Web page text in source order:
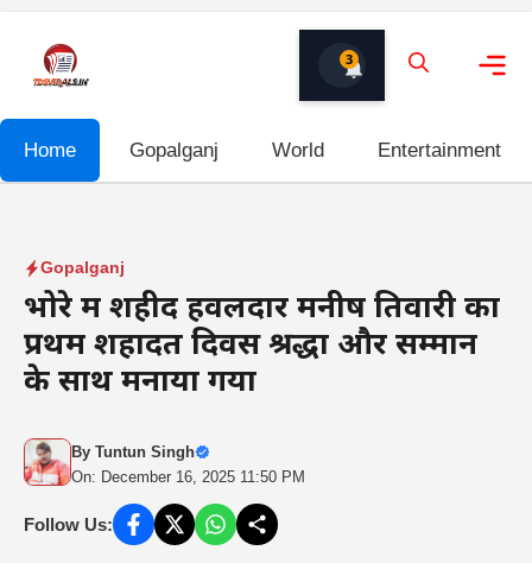
content
3
Home Gopalganj World Entertainment
Gopalganj
भोरे में शहीद हवलदार मनीष तिवारी का
प्रथम शहादत दिवस श्रद्धा और सम्मान
के साथ मनाया गया
By Tuntun Singh
On: December 16, 2025 11:50 PM
Follow Us: